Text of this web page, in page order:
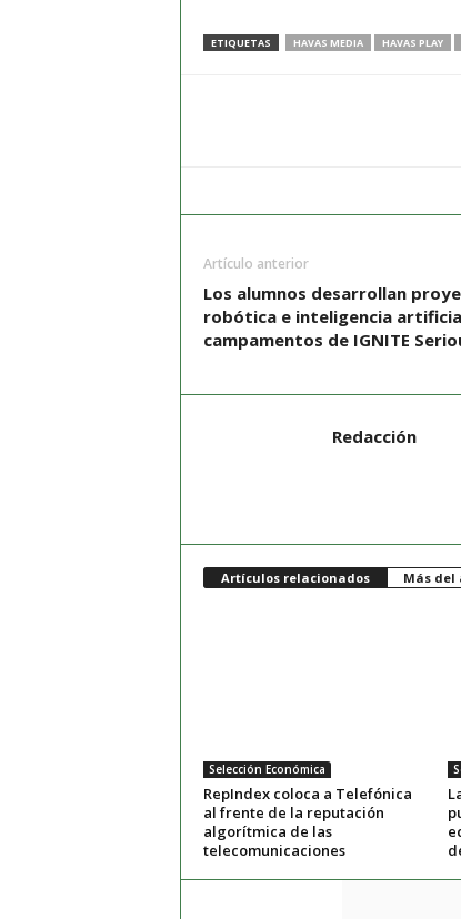
ETIQUETAS HAVAS MEDIA HAVAS PLAY
Artículo anterior
Los alumnos desarrollan
robótica e inteligencia
campamentos de IGNITE
Redacción
Artículos relacionados Más del
Selección Económica
RepIndex coloca a Telefónica
al frente de la reputación
algorítmica de las
telecomunicaciones